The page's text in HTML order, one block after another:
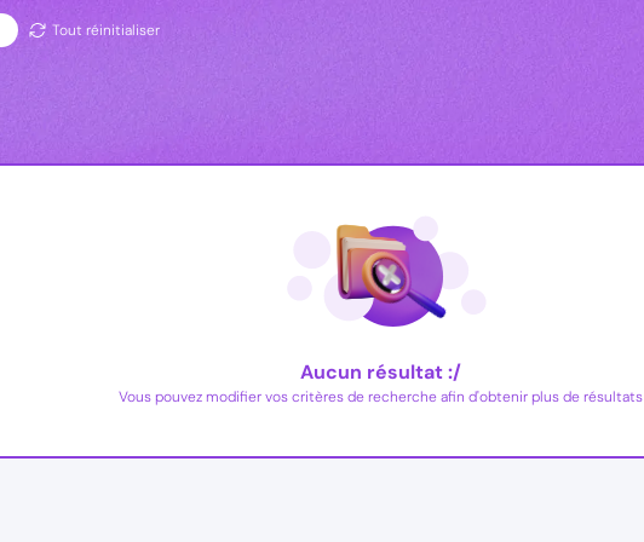
Tout réinitialiser
Aucun résultat :/
Vous pouvez modifier vos critères de recherche afin d'obtenir plus de résultats